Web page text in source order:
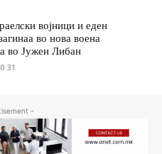
војници и еден
во нова воена
во Јужен Либан
-